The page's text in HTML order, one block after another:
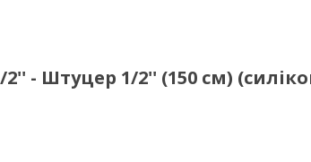
- Штуцер 1/2'' (150 см)